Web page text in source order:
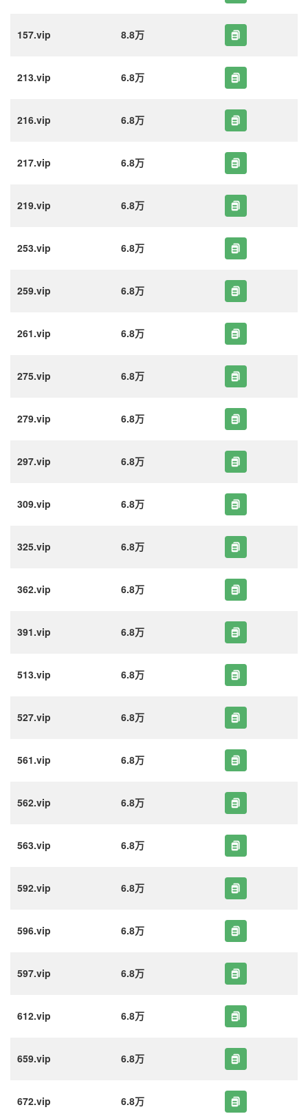
157.vip 8.8万
213.vip 6.8万
216.vip 6.8万
217.vip 6.8万
219.vip 6.8万
253.vip 6.8万
259.vip 6.8万
261.vip 6.8万
275.vip 6.8万
279.vip 6.8万
297.vip 6.8万
309.vip 6.8万
325.vip 6.8万
362.vip 6.8万
391.vip 6.8万
513.vip 6.8万
527.vip 6.8万
561.vip 6.8万
562.vip 6.8万
563.vip 6.8万
592.vip 6.8万
596.vip 6.8万
597.vip 6.8万
612.vip 6.8万
659.vip 6.8万
672.vip 6.8万